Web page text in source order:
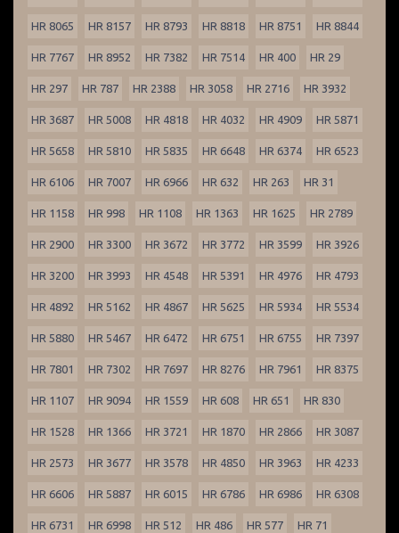
HR 8065 HR 8157 HR 8793 HR 8818 HR 8751 HR 8844
HR 7767 HR 8952 HR 7382 HR 7514 HR 400 HR 29
HR 297 HR 787 HR 2388 HR 3058 HR 2716 HR 3932
HR 3687 HR 5008 HR 4818 HR 4032 HR 4909 HR 5871
HR 5658 HR 5810 HR 5835 HR 6648 HR 6374 HR 6523
HR 6106 HR 7007 HR 6966 HR 632 HR 263 HR 31
HR 1158 HR 998 HR 1108 HR 1363 HR 1625 HR 2789
HR 2900 HR 3300 HR 3672 HR 3772 HR 3599 HR 3926
HR 3200 HR 3993 HR 4548 HR 5391 HR 4976 HR 4793
HR 4892 HR 5162 HR 4867 HR 5625 HR 5934 HR 5534
HR 5880 HR 5467 HR 6472 HR 6751 HR 6755 HR 7397
HR 7801 HR 7302 HR 7697 HR 8276 HR 7961 HR 8375
HR 1107 HR 9094 HR 1559 HR 608 HR 651 HR 830
HR 1528 HR 1366 HR 3721 HR 1870 HR 2866 HR 3087
HR 2573 HR 3677 HR 3578 HR 4850 HR 3963 HR 4233
HR 6606 HR 5887 HR 6015 HR 6786 HR 6986 HR 6308
HR 6731 HR 6998 HR 512 HR 486 HR 577 HR 71